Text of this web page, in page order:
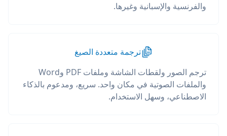
والفرنسية والإسبانية وغيرها.
ترجمة متعددة الصيغ
ترجم الصور ولقطات الشاشة وملفات PDF وWord
والملفات الصوتية في مكان واحد. سريع، ومدعوم بالذكاء
الاصطناعي، وسهل الاستخدام.